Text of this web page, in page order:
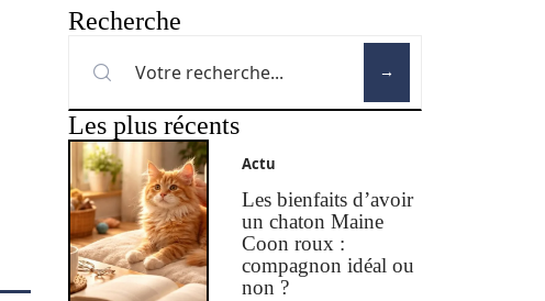
Recherche
Les plus récents
Actu
Les bienfaits d’avoir
un chaton Maine
Coon roux :
compagnon idéal ou
non ?